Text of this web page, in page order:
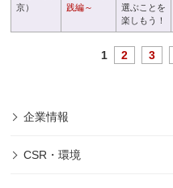
京）
践編～
選ぶことを
楽しもう！
1 2 3
企業情報
CSR・環境